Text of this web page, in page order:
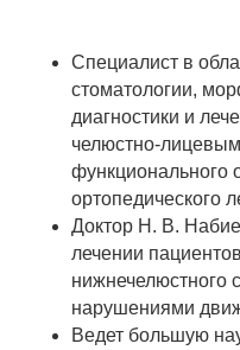
Специалист в
стоматологии,
диагностики и
челюстно-
функционального
ортопедического
Доктор Н. В.
лечении
нижнечелюстного
нарушениями
Ведет большую